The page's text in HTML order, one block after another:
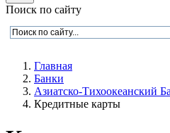
Поиск по сайту
Главная
Банки
Азиатско-Тихоокеанский
Кредитные карты